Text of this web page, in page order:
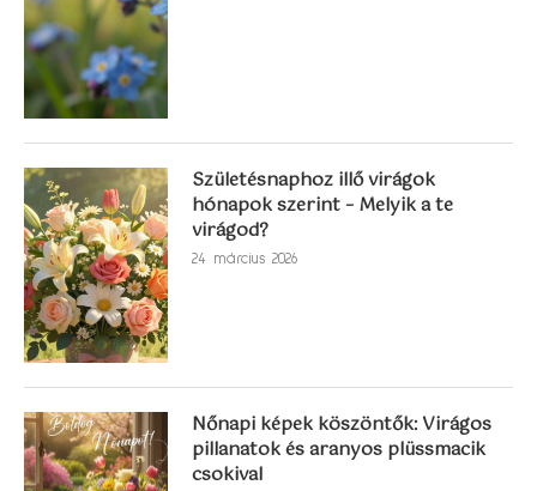
Születésnaphoz illő virágok
hónapok szerint – Melyik a te
virágod?
24 március 2026
Nőnapi képek köszöntők: Virágos
pillanatok és aranyos plüssmacik
csokival